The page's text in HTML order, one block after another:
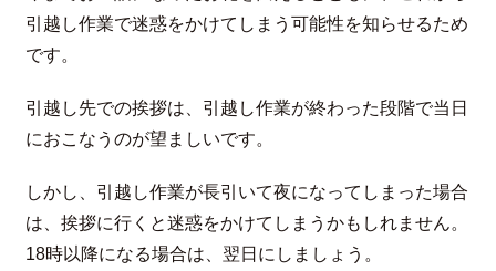
引越し作業で迷惑をかけてしまう可能性を知らせるため
です。
引越し先での挨拶は、引越し作業が終わった段階で当日
におこなうのが望ましいです。
しかし、引越し作業が長引いて夜になってしまった場合
は、挨拶に行くと迷惑をかけてしまうかもしれません。
18時以降になる場合は、翌日にしましょう。